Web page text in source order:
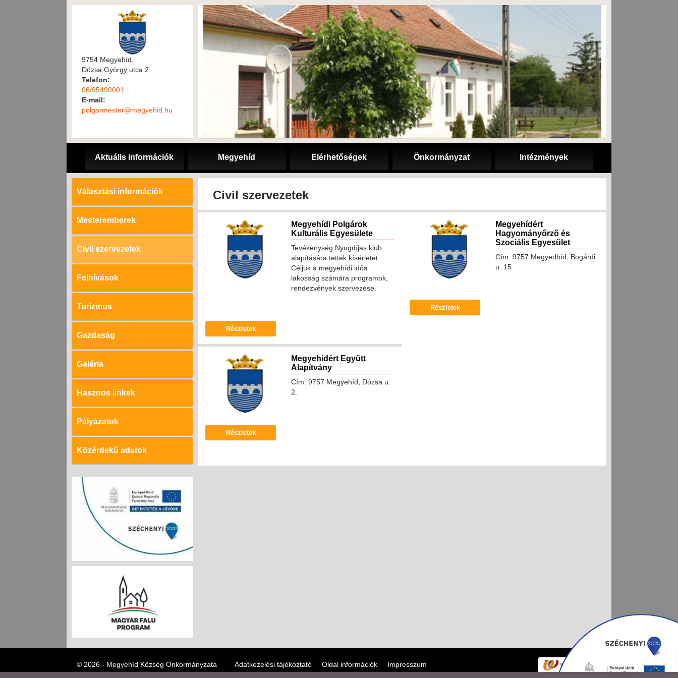
9754 Megyehíd,
Dózsa György utca 2.
Telefon:
06/95490001
E-mail:
polgarmester@megyehid.hu
Aktuális információk Megyehíd Elérhetőségek Önkormányzat Intézmények
Választási információk
Mesteremberek
Civil szervezetek
Felhívások
Turizmus
Gazdaság
Galéria
Hasznos linkek
Pályázatok
Közérdekű adatok
Civil szervezetek
Megyehídi Polgárok
Kulturális Egyesülete
Tevékenység Nyugdíjas klub
alapítására tettek kísérletet.
Céljuk a megyehídi idős
lakosság számára programok,
rendezvények szervezése.
Részletek
Megyehídért
Hagyományőrző és
Szociális Egyesület
Cím: 9757 Megyedhíd, Bogárdi
u. 15.
Részletek
Megyehídért Együtt
Alapítvány
Cím: 9757 Megyehíd, Dózsa u.
2.
Részletek
© 2026 - Megyehíd Község Önkormányzata Adatkezelési tájékoztató Oldal információk Impresszum